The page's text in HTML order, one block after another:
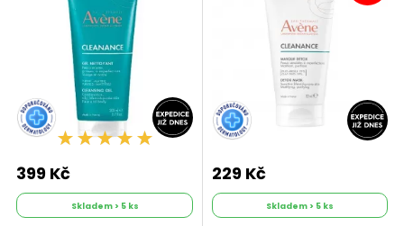
399 Kč
Skladem > 5 ks
229 Kč
Skladem > 5 ks